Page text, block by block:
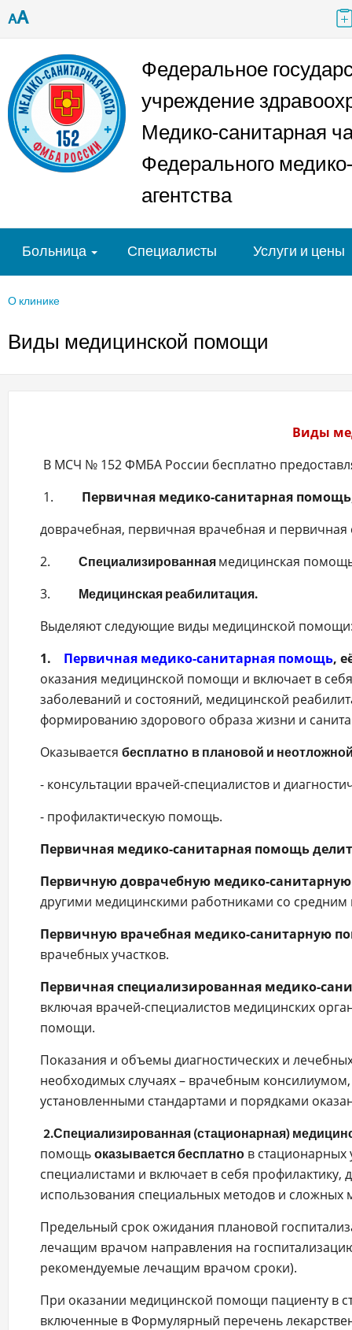
AA
Федеральное
учреждение
Медико-санитарная
Федерального
агентства
Больница Специалисты Услуги и цены
О клинике
Виды медицинской помощи
Виды
В МСЧ № 152 ФМБА России бесплатно
1. Первичная медико-санитарная помощь
доврачебная, первичная врачебная и
2.
Специализированная медицинская
3.
Медицинская реабилитация.
Выделяют следующие виды медицинской
1. Первичная медико-санитарная помощь,
оказания медицинской помощи и включает в
заболеваний и состояний, медицинской
формированию здорового образа жизни и
Оказывается бесплатно в плановой и
- консультации врачей-специалистов и
- профилактическую помощь.
Первичная медико-санитарная помощь
Первичную доврачебную медико-
другими медицинскими работниками со
Первичную врачебная медико-санитарную
врачебных участков.
Первичная специализированная медико-
включая врачей-специалистов медицинских
помощи.
Показания и объемы диагностических и
необходимых случаях – врачебным
установленными стандартами и порядками
2. Специализированная (стационарная)
помощь оказывается бесплатно в стационарных
специалистами и включает в себя
использования специальных методов и
Предельный срок ожидания плановой
лечащим врачом направления на
рекомендуемые лечащим врачом сроки).
При оказании медицинской помощи пациенту в
включенные в Формулярный перечень